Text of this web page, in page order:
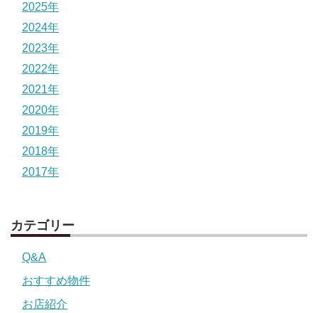
2025年
2024年
2023年
2022年
2021年
2020年
2019年
2018年
2017年
カテゴリー
Q&A
おすすめ物件
お店紹介